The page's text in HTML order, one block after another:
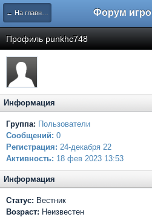
← На главную
Профиль punkhc748
Информация
Группа: Пользователи
Сообщений: 0
Регистрация: 24-декабря 22
Активность: 18 фев 2023 13:53
Информация
Статус: Вестник
Возраст: Неизвестен